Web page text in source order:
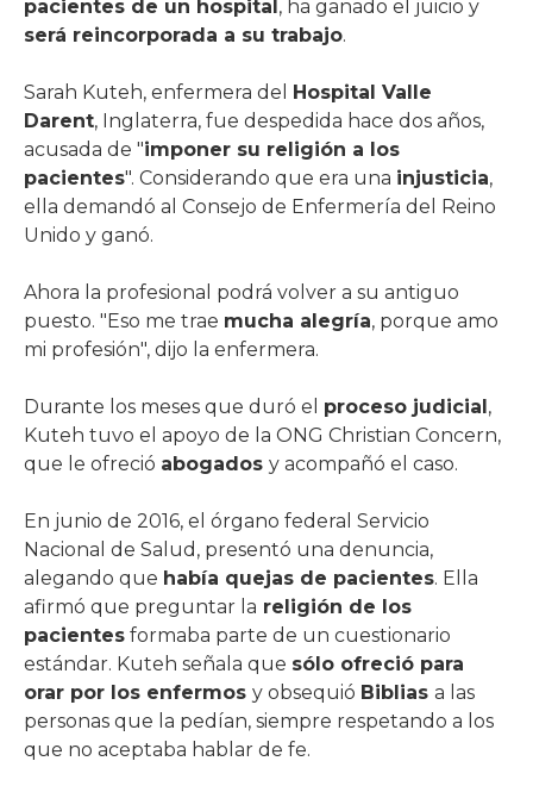
pacientes de un hospital, ha ganado el juicio y
será reincorporada a su trabajo.
Sarah Kuteh, enfermera del Hospital Valle
Darent, Inglaterra, fue despedida hace dos años,
acusada de "imponer su religión a los
pacientes". Considerando que era una injusticia,
ella demandó al Consejo de Enfermería del Reino
Unido y ganó.
Ahora la profesional podrá volver a su antiguo
puesto. "Eso me trae mucha alegría, porque amo
mi profesión", dijo la enfermera.
Durante los meses que duró el proceso judicial,
Kuteh tuvo el apoyo de la ONG Christian Concern,
que le ofreció abogados y acompañó el caso.
En junio de 2016, el órgano federal Servicio
Nacional de Salud, presentó una denuncia,
alegando que había quejas de pacientes. Ella
afirmó que preguntar la religión de los
pacientes formaba parte de un cuestionario
estándar. Kuteh señala que sólo ofreció para
orar por los enfermos y obsequió Biblias a las
personas que la pedían, siempre respetando a los
que no aceptaba hablar de fe.